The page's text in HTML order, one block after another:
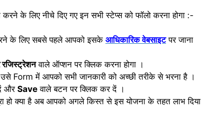
के लिए नीचे दिए गए इन सभी स्टेप्स को फॉलो करना होगा :-
के लिए सबसे पहले आपको इसके आधिकारिक वेबसाइटपर जाना
रजिस्ट्रेशनवाले ऑप्शन पर क्लिक करना होगा ।
Form में आपको सभी जानकारी को अच्छी तरीके से भरना है ।
औरSave वाले बटन पर क्लिक कर दें ।
क्या है अब आपको अगले किस्त से इस योजना के तहत लाभ दिया